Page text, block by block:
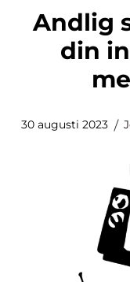
Andlig styrka: Utforska
din
30 augusti 2023